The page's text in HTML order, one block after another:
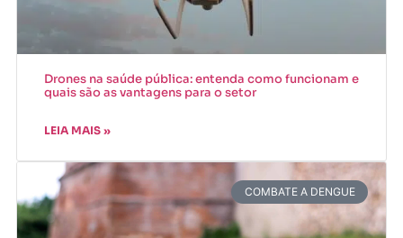
Drones na saúde pública: entenda como funcionam e
quais são as vantagens para o setor
LEIA MAIS »
COMBATE A DENGUE